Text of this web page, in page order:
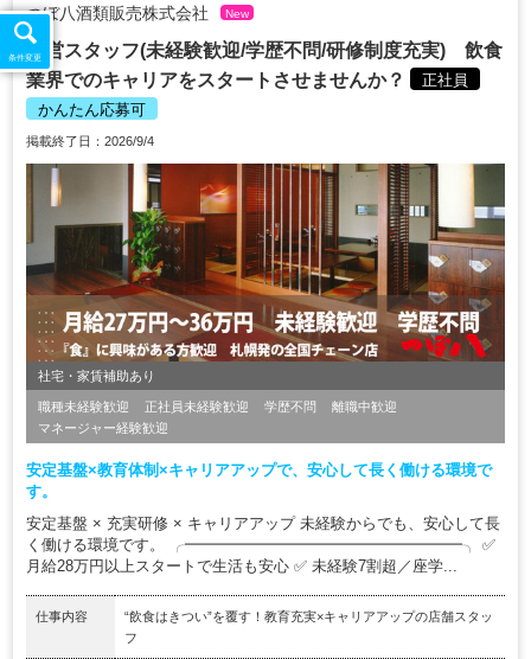
つぼ八酒類販売株式会社 New
運営スタッフ(未経験歓迎/学歴不問/研修制度充実) 飲食
業界でのキャリアをスタートさせませんか？
正社員
かんたん応募可
掲載終了日：2026/9/4
社宅・家賃補助あり
職種未経験歓迎 正社員未経験歓迎 学歴不問
離職中歓迎
マネージャー経験歓迎
安定基盤×教育体制×キャリアアップで、安心して長く働ける環境で
す。
安定基盤 × 充実研修 × キャリアアップ 未経験からでも、安心して長
く働ける環境です。 ╭━━━━━━━━━━━━━━━━━━╮ ✅
月給28万円以上スタートで生活も安心 ✅ 未経験7割超／座学...
仕事内容
“飲食はきつい”を覆す！教育充実×キャリアアップの店舗スタッ
フ
条件変更